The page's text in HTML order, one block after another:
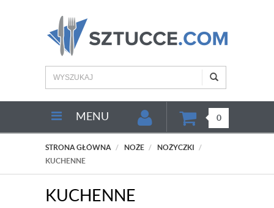
MENU 0
STRONA GŁÓWNA NOŻE
NOŻYCZKI
KUCHENNE
KUCHENNE